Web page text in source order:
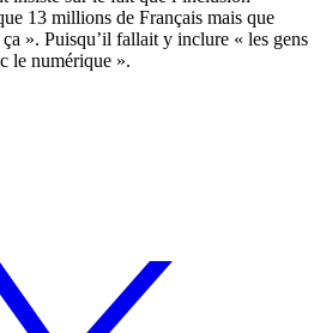
13 millions de Français mais que
». Puisqu’il fallait y inclure « les gens
le numérique ».